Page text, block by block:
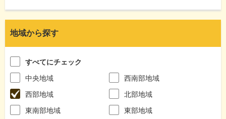
地域から探す
すべてにチェック
中央地域
西南部地域
西部地域
北部地域
東南部地域
東部地域